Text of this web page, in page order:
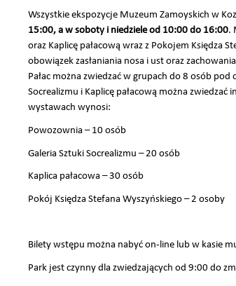
Wszystkie ekspozycje Muzeum Zamoyskich w
15:00, a w soboty i niedziele od 10:00 do 16:00.
oraz Kaplicę pałacową wraz z Pokojem Księdza
obowiązek zasłaniania nosa i ust oraz
Pałac można zwiedzać w grupach do 8 osób
Socrealizmu i Kaplicę pałacową można
wystawach wynosi:
Powozownia – 10 osób
Galeria Sztuki Socrealizmu – 20 osób
Kaplica pałacowa – 30 osób
Pokój Księdza Stefana Wyszyńskiego – 2 osoby
Bilety wstępu można nabyć on-line lub w kasie
Park jest czynny dla zwiedzających od 9:00 do